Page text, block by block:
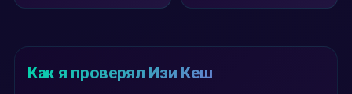
Как я проверял Изи Кеш